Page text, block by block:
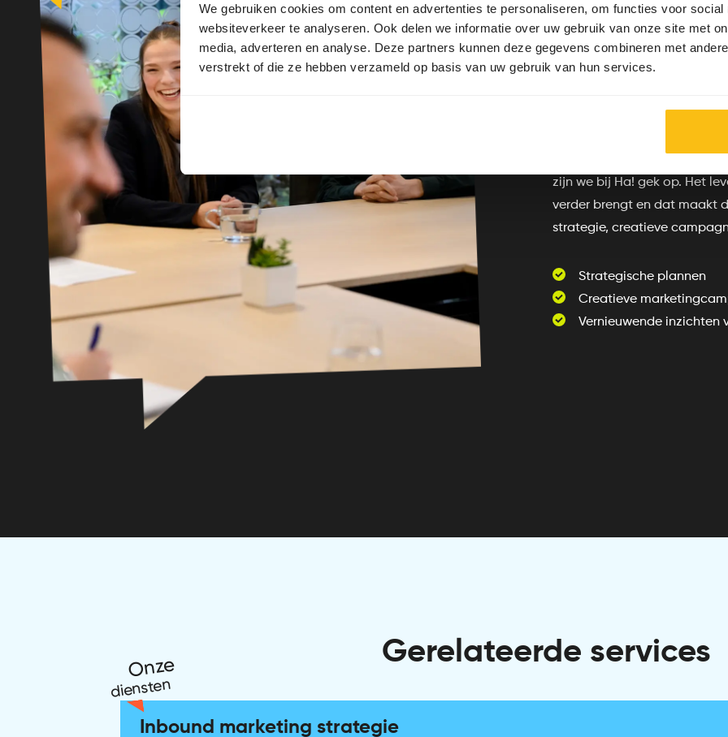
We gebruiken cookies om content en advertenties te personaliseren, om functies voor social
websiteverkeer te analyseren. Ook delen we informatie over uw gebruik van onze site met
media, adverteren en analyse. Deze partners kunnen deze gegevens combineren met
verstrekt of die ze hebben verzameld op basis van uw gebruik van hun services.
Waarom
We ontwikkelen
marketingcampagnes en
zijn we bij Ha! gek op. Het
verder brengt en dat maakt
strategie, creatieve
Strategische plannen
Creatieve
Vernieuwende inzichten
Onze
diensten
Gerelateerde services
Inbound marketing strategie